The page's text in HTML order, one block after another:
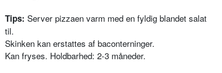
Tips: Server pizzaen varm med en fyldig blandet salat
til.
Skinken kan erstattes af baconterninger.
Kan fryses. Holdbarhed: 2-3 måneder.